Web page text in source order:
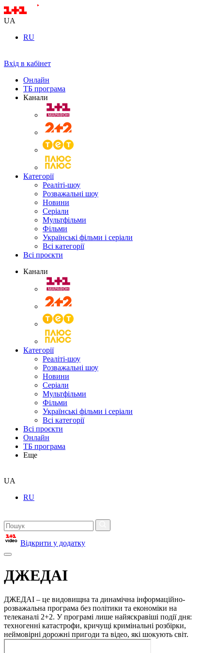
UA
RU
Вхід в кабінет
Онлайн
ТБ програма
Канали
Категорії
Реаліті-шоу
Розважальні шоу
Новини
Серіали
Мультфільми
Фільми
Українські фільми і серіали
Всі категорії
Всі проєкти
Канали
Категорії
Реаліті-шоу
Розважальні шоу
Новини
Серіали
Мультфільми
Фільми
Українські фільми і серіали
Всі категорії
Всі проєкти
Онлайн
ТБ програма
Еще
UA
RU
Відкрити у додатку
ДЖЕДАІ
ДЖЕДАІ – це видовищна та динамічна інформаційно-
розважальна програма без політики та економіки на
телеканалі 2+2. У програмі лише найяскравіші події дня:
техногенні катастрофи, кричущі кримінальні розбірки,
неймовірні дорожні пригоди та відео, які шокують світ.